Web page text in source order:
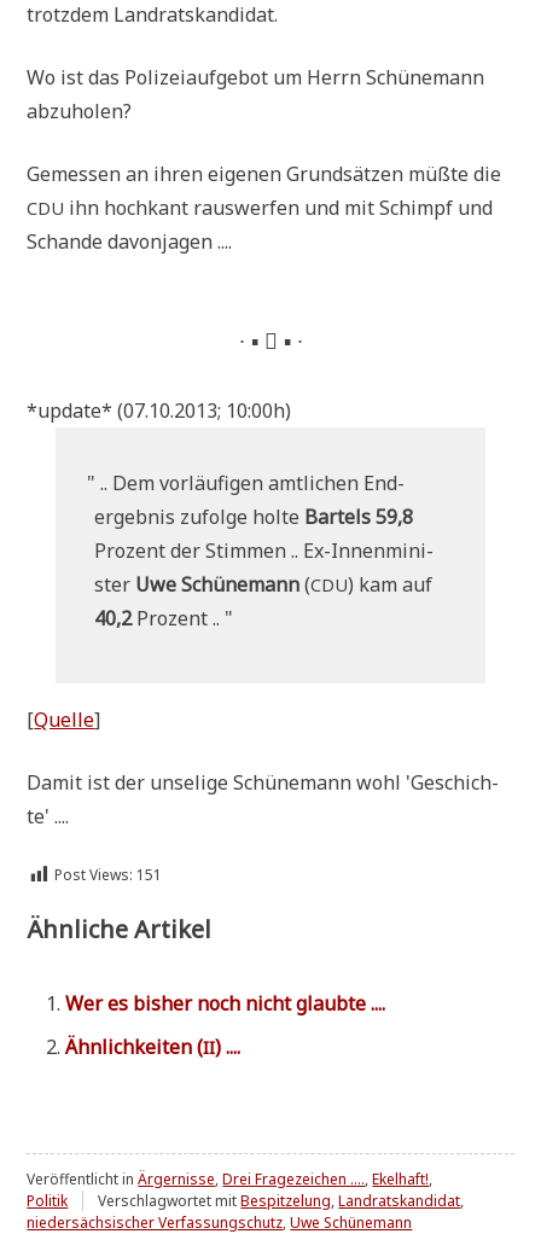
trotz­dem Landratskandidat.
Wo ist das Poli­zei­auf­ge­bot um Herrn Schü­ne­mann
abzuholen?
Gemes­sen an ihren eige­nen Grund­sät­zen müß­te die
CDU ihn hoch­kant raus­wer­fen und mit Schimpf und
Schan­de davonjagen ....
∙ ▪  ▪ ∙
*update* (07.10.2013; 10:00h)
" .. Dem vor­läu­fi­gen amt­li­chen End­
ergeb­nis zufol­ge hol­te Bartels 59,8
Pro­zent der Stim­men .. Ex-Innen­mi­ni­
ster Uwe Schü­ne­mann(CDU) kam auf
40,2Prozent .. "
[Quel­le]
Damit ist der unse­li­ge Schü­ne­mann wohl 'Geschich­
te' ....
Post Views: 151
Ähnliche Artikel
Wer es bis­her noch nicht glaubte ....
Ähn­lich­kei­ten (II) ....
Veröffentlicht inÄrgernisse,Drei Fragezeichen ....,Ekelhaft!,
Politik
Verschlagwortet mitBespitzelung,Landratskandidat,
niedersächsischer Verfassungschutz,Uwe Schünemann